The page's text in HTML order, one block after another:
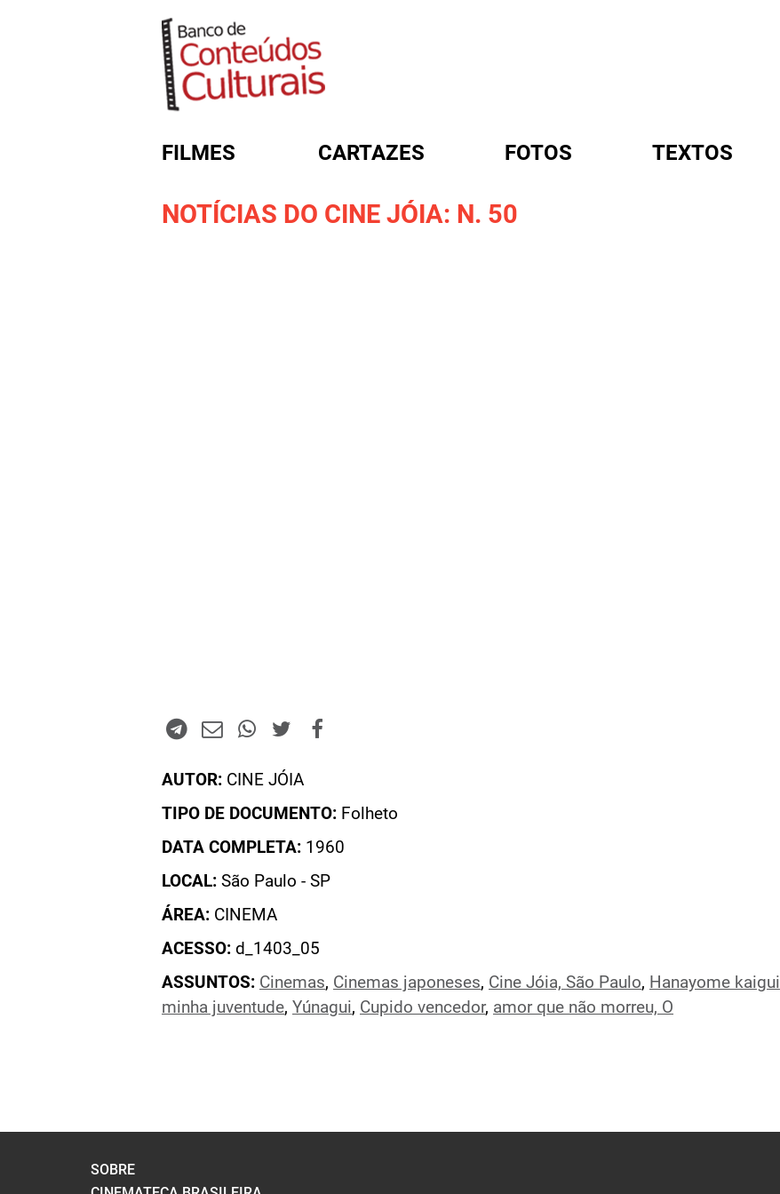
FILMES CARTAZES FOTOS TEXTOS
NOTÍCIAS DO CINE JÓIA: N. 50
AUTOR: CINE JÓIA
TIPO DE DOCUMENTO: Folheto
DATA COMPLETA: 1960
LOCAL: São Paulo - SP
ÁREA: CINEMA
ACESSO: d_1403_05
ASSUNTOS: Cinemas, Cinemas japoneses, Cine Jóia, São Paulo, Hanayome kaigui
minha juventude, Yúnagui, Cupido vencedor, amor que não morreu, O
SOBRE